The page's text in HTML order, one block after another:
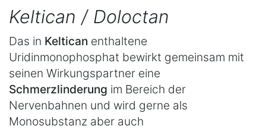
Keltican / Doloctan
Das in Keltican enthaltene
Uridinmonophosphat bewirkt gemeinsam mit
seinen Wirkungspartner eine
Schmerzlinderung im Bereich der
Nervenbahnen und wird gerne als
Monosubstanz aber auch